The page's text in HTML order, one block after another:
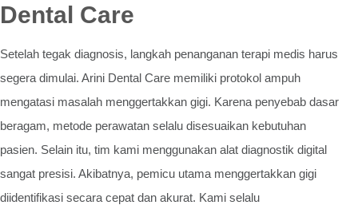
Dental Care
Setelah tegak diagnosis, langkah penanganan terapi medis harus
segera dimulai. Arini Dental Care memiliki protokol ampuh
mengatasi masalah menggertakkan gigi. Karena penyebab dasar
beragam, metode perawatan selalu disesuaikan kebutuhan
pasien. Selain itu, tim kami menggunakan alat diagnostik digital
sangat presisi. Akibatnya, pemicu utama menggertakkan gigi
diidentifikasi secara cepat dan akurat. Kami selalu